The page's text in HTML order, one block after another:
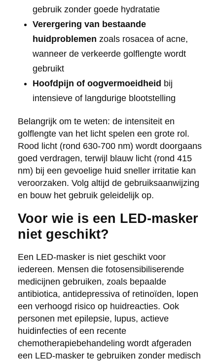
gebruik zonder goede hydratatie
Verergering van bestaande
huidproblemen zoals rosacea of acne,
wanneer de verkeerde golflengte wordt
gebruikt
Hoofdpijn of oogvermoeidheid bij
intensieve of langdurige blootstelling
Belangrijk om te weten: de intensiteit en
golflengte van het licht spelen een grote rol.
Rood licht (rond 630-700 nm) wordt doorgaans
goed verdragen, terwijl blauw licht (rond 415
nm) bij een gevoelige huid sneller irritatie kan
veroorzaken. Volg altijd de gebruiksaanwijzing
en bouw het gebruik geleidelijk op.
Voor wie is een LED-masker
niet geschikt?
Een LED-masker is niet geschikt voor
iedereen. Mensen die fotosensibiliserende
medicijnen gebruiken, zoals bepaalde
antibiotica, antidepressiva of retinoïden, lopen
een verhoogd risico op huidreacties. Ook
personen met epilepsie, lupus, actieve
huidinfecties of een recente
chemotherapiebehandeling wordt afgeraden
een LED-masker te gebruiken zonder medisch